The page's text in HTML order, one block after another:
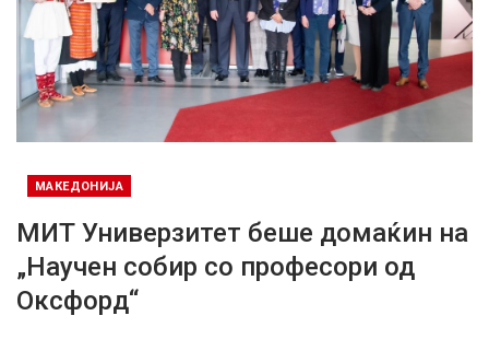
МАКЕДОНИЈА
МИТ Универзитет беше домаќин на
„Научен собир со професори од
Оксфорд“